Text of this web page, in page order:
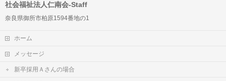
社会福祉法人仁南会-Staff
奈良県御所市柏原1594番地の1
ホーム
メッセージ
新卒採用Ａさんの場合